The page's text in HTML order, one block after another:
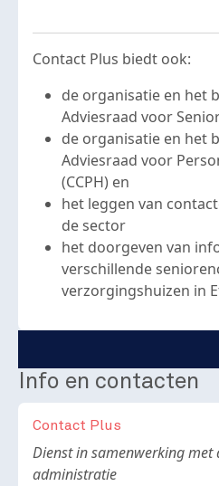
Contact Plus biedt ook:
de organisatie en het
Adviesraad voor
de organisatie en het
Adviesraad voor
(CCPH) en
het leggen van
de sector
het doorgeven van
verschillende
verzorgingshuizen in
Info en contacten
Contact Plus
Body
Dienst in samenwerking met
administratie